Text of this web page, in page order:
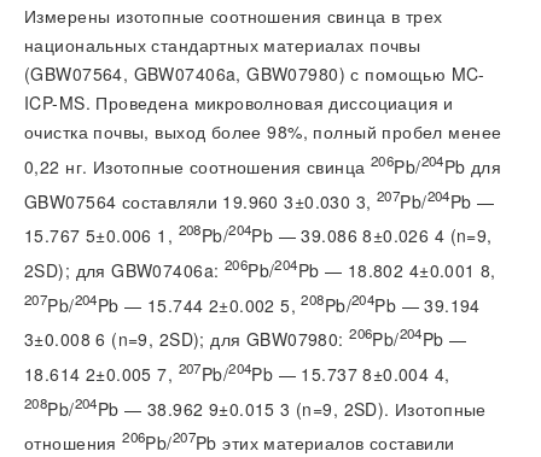
Измерены изотопные соотношения свинца в трех
национальных стандартных материалах почвы
(GBW07564, GBW07406a, GBW07980) с помощью MC-
ICP-MS. Проведена микроволновая диссоциация и
очистка почвы, выход более 98%, полный пробел менее
0,22 нг. Изотопные соотношения свинца 206Pb/204Pb для
GBW07564 составляли 19.960 3±0.030 3, 207Pb/204Pb —
15.767 5±0.006 1, 208Pb/204Pb — 39.086 8±0.026 4 (n=9,
2SD); для GBW07406a: 206Pb/204Pb — 18.802 4±0.001 8,
207Pb/204Pb — 15.744 2±0.002 5,208Pb/204Pb — 39.194
3±0.008 6 (n=9, 2SD); для GBW07980:206Pb/204Pb —
18.614 2±0.005 7, 207Pb/204Pb — 15.737 8±0.004 4,
208Pb/204Pb — 38.962 9±0.015 3 (n=9, 2SD). Изотопные
отношения206Pb/207Pb этих материалов составили